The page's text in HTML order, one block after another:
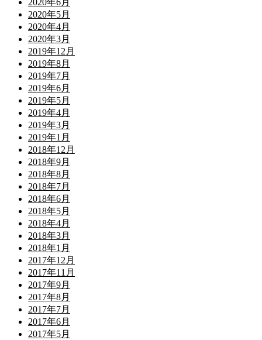
2020年6月
2020年5月
2020年4月
2020年3月
2019年12月
2019年8月
2019年7月
2019年6月
2019年5月
2019年4月
2019年3月
2019年1月
2018年12月
2018年9月
2018年8月
2018年7月
2018年6月
2018年5月
2018年4月
2018年3月
2018年1月
2017年12月
2017年11月
2017年9月
2017年8月
2017年7月
2017年6月
2017年5月